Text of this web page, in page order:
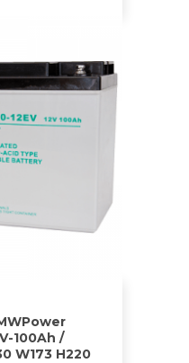
100Ah /
W173 H220